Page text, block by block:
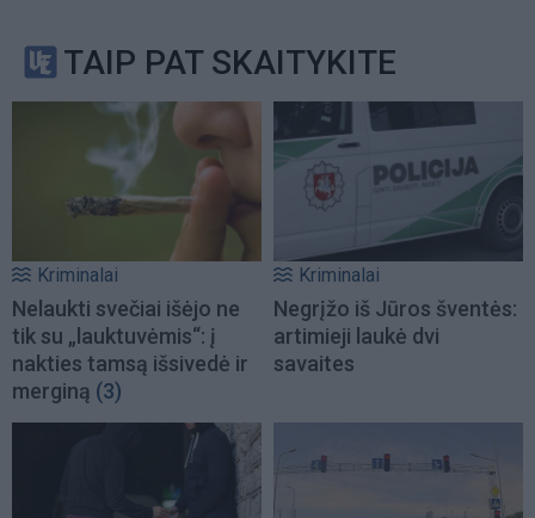
TAIP PAT SKAITYKITE
Kriminalai
Nelaukti svečiai išėjo ne
tik su „lauktuvėmis“: į
nakties tamsą išsivedė ir
merginą (3)
Kriminalai
Negrįžo iš Jūros šventės:
artimieji laukė dvi
savaites